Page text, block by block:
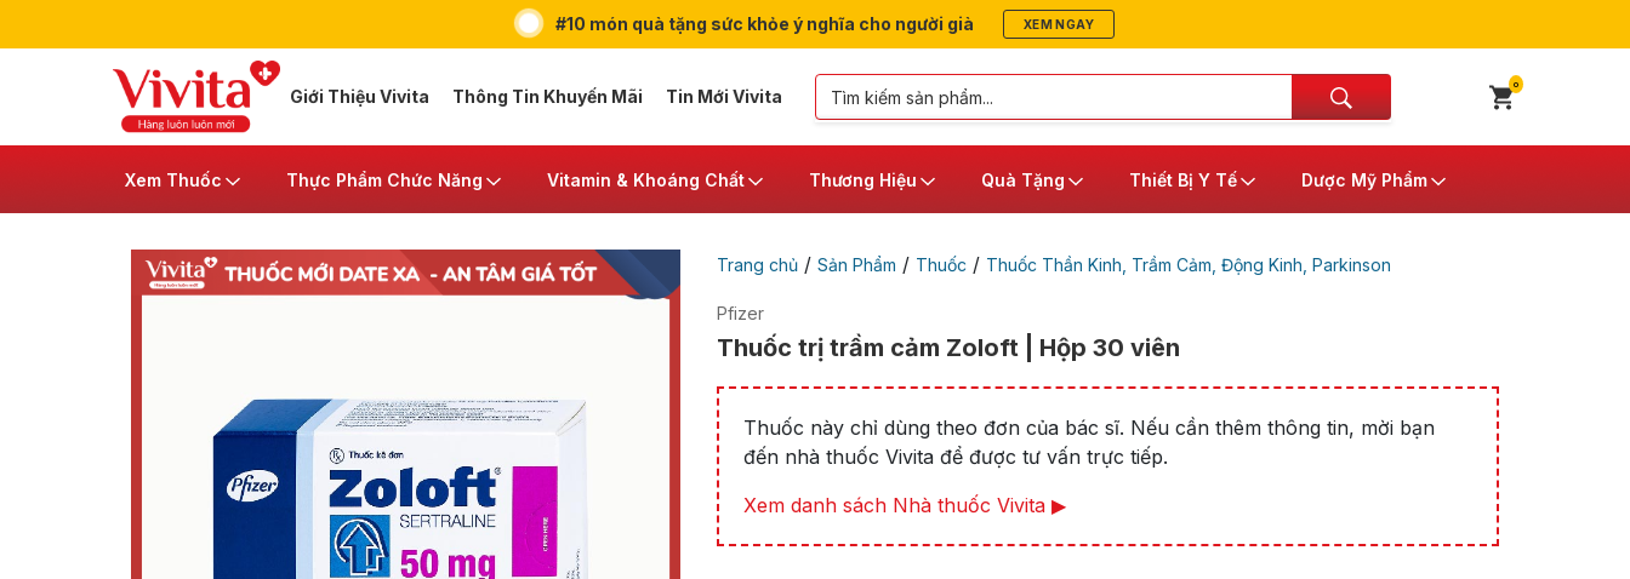
#10 món quà tặng sức khỏe ý nghĩa cho người già XEM NGAY
Giới Thiệu Vivita Thông Tin Khuyến Mãi Tin Mới Vivita
0
Xem Thuốc Thực Phẩm Chức Năng Vitamin & Khoáng Chất Thương Hiệu Quà Tặng Thiết Bị Y Tế Dược Mỹ Phẩm
Trang chủ/ Sản Phẩm / Thuốc / Thuốc Thần Kinh, Trầm Cảm, Động Kinh, Parkinson
Pfizer
Thuốc trị trầm cảm Zoloft | Hộp 30 viên
Thuốc này chỉ dùng theo đơn của bác sĩ. Nếu cần thêm thông tin, mời bạn
đến nhà thuốc Vivita để được tư vấn trực tiếp.
Xem danh sách Nhà thuốc Vivita ▶